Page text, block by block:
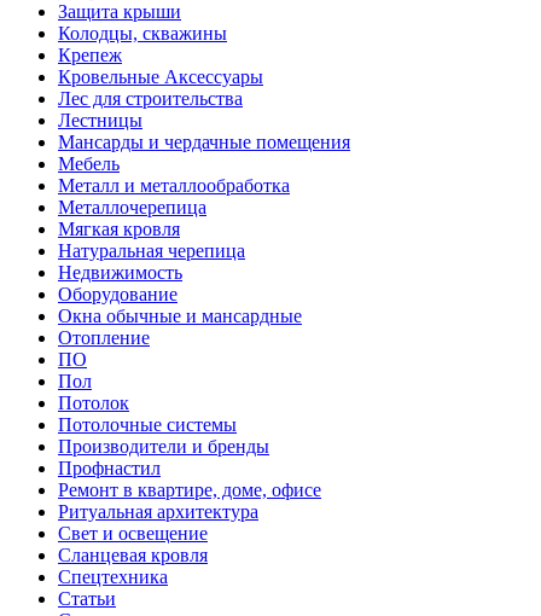
Защита крыши
Колодцы, скважины
Крепеж
Кровельные Аксессуары
Лес для строительства
Лестницы
Мансарды и чердачные помещения
Мебель
Металл и металлообработка
Металлочерепица
Мягкая кровля
Натуральная черепица
Недвижимость
Оборудование
Окна обычные и мансардные
Отопление
ПО
Пол
Потолок
Потолочные системы
Производители и бренды
Профнастил
Ремонт в квартире, доме, офисе
Ритуальная архитектура
Свет и освещение
Сланцевая кровля
Спецтехника
Статьи